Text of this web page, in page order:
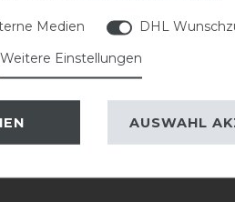
Equifix Faulpelz
Medien
DHL
Weitere Einstellungen
AUSWAHL